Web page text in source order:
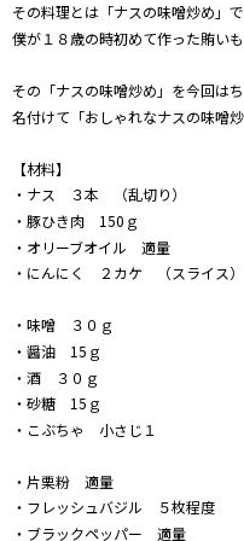
その料理とは「ナスの味噌炒め」で
僕が１８歳の時初めて作った賄いも
その「ナスの味噌炒め」を今回は
名付けて「おしゃれなナスの味噌炒
【材料】
・ナス ３本 （乱切り）
・豚ひき肉 150ｇ
・オリーブオイル 適量
・にんにく ２カケ （スライス）
・味噌 ３０ｇ
・醤油 15ｇ
・酒 ３０ｇ
・砂糖 15ｇ
・こぶちゃ 小さじ１
・片栗粉 適量
・フレッシュバジル ５枚程度
・ブラックペッパー 適量